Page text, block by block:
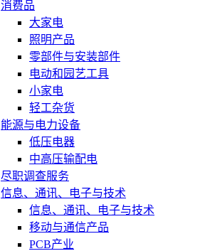
消费品
大家电
照明产品
零部件与安装部件
电动和园艺工具
小家电
轻工杂货
能源与电力设备
低压电器
中高压输配电
尽职调查服务
信息、通讯、电子与技术
信息、通讯、电子与技术
移动与通信产品
PCB产业